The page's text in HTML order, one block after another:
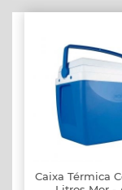
Caixa Térmica